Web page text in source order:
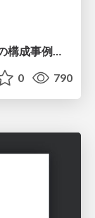
Intel SGXをAzureで本番運用するための構成事例と実践知見 / SRE NEXT 2025
0 790